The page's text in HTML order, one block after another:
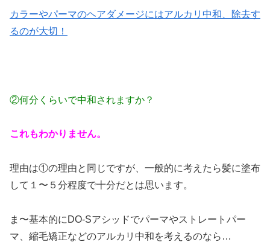
カラーやパーマのヘアダメージにはアルカリ中和、除去す
るのが大切！
②何分くらいで中和されますか？
これもわかりません。
理由は①の理由と同じですが、一般的に考えたら髪に塗布
して１〜５分程度で十分だとは思います。
ま〜基本的にDO-Sアシッドでパーマやストレートパー
マ、縮毛矯正などのアルカリ中和を考えるのなら…